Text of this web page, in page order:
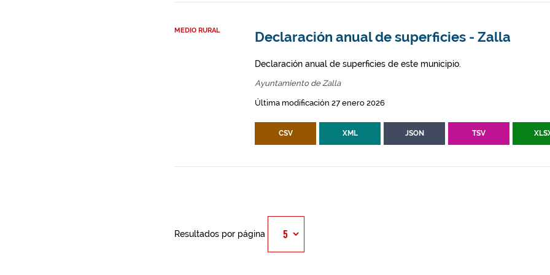
MEDIO RURAL Declaración anual de superficies - Zalla
Declaración anual de superficies de este municipio.
Ayuntamiento de Zalla
Última modificación 27 enero 2026
CSV XML JSON TSV
Resultados por página